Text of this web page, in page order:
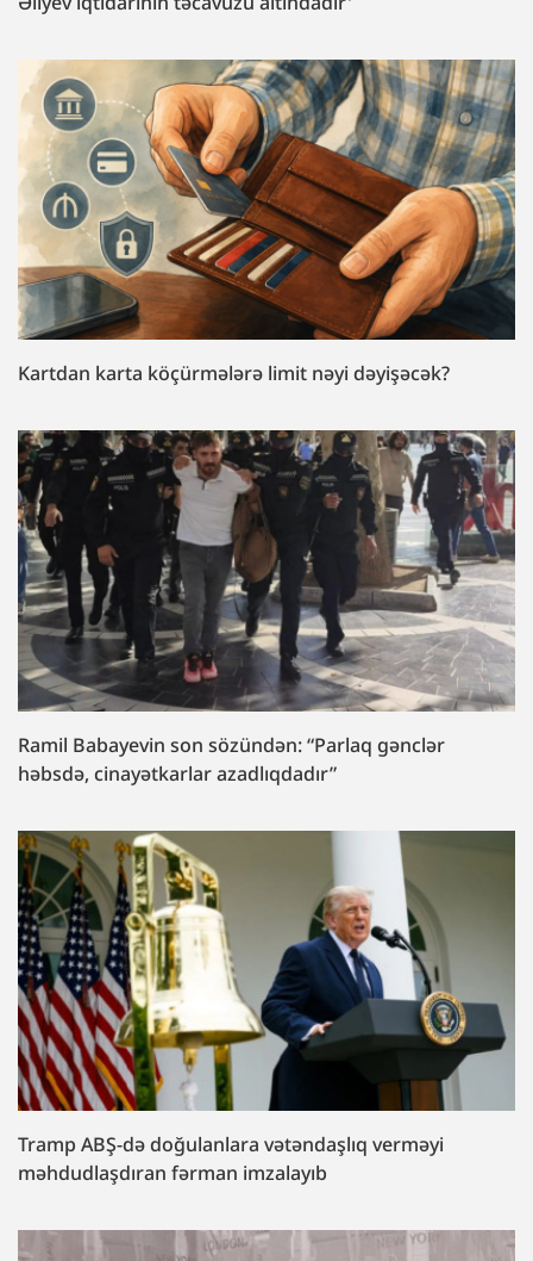
Kartdan karta köçürmələrə limit nəyi dəyişəcək?
Ramil Babayevin son sözündən: “Parlaq gənclər
həbsdə, cinayətkarlar azadlıqdadır”
Tramp ABŞ-də doğulanlara vətəndaşlıq verməyi
məhdudlaşdıran fərman imzalayıb